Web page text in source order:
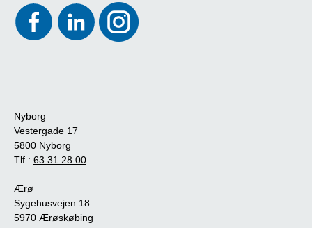
Nyborg
Vestergade 17
5800 Nyborg
Tlf.: 63 31 28 00
Ærø
Sygehusvejen 18
5970 Ærøskøbing